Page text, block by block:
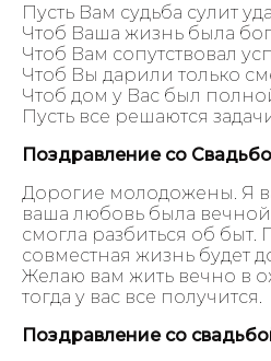
Пусть Вам судьба сулит
Чтоб Ваша жизнь была
Чтоб Вам сопутствовал
Чтоб Вы дарили только
Чтоб дом у Вас был
Пусть все решаются
Поздравление со
Дорогие молодожены. Я
ваша любовь была
смогла разбиться об быт.
совместная жизнь будет
Желаю вам жить вечно в
тогда у вас все получится.
Поздравление со